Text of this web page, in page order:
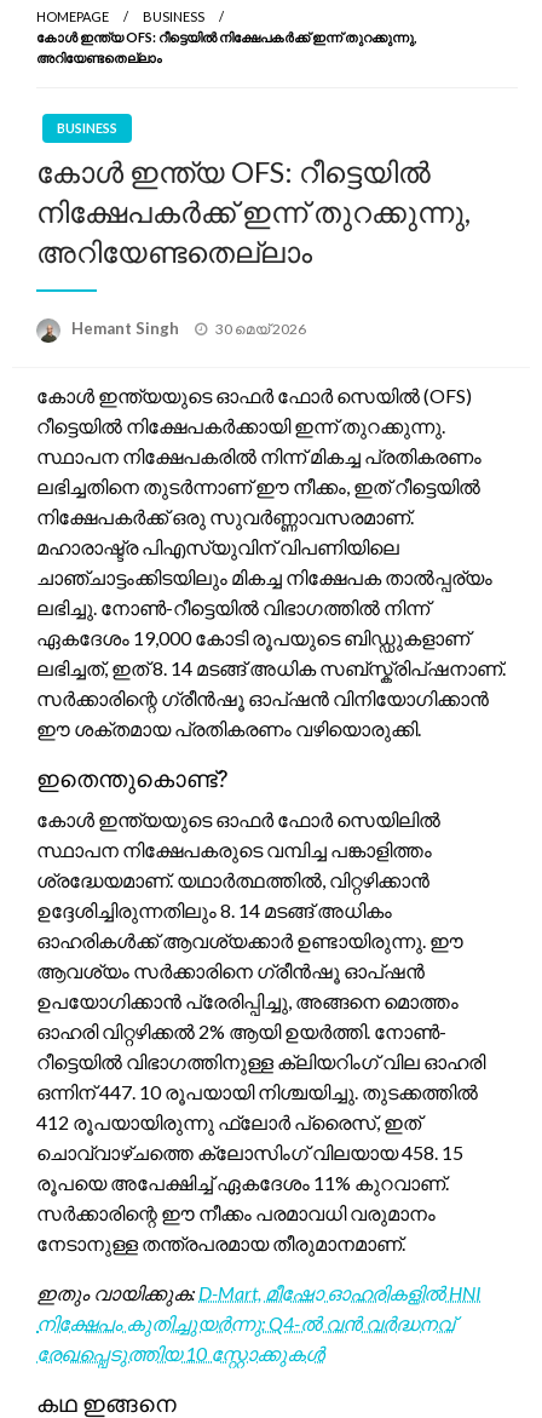
HOMEPAGE
BUSINESS
കോൾ ഇന്ത്യ OFS: റീട്ടെയിൽ നിക്ഷേപകർക്ക് ഇന്ന് തുറക്കുന്നു,
അറിയേണ്ടതെല്ലാം
BUSINESS
കോൾ ഇന്ത്യ OFS: റീട്ടെയിൽ
നിക്ഷേപകർക്ക് ഇന്ന് തുറക്കുന്നു,
അറിയേണ്ടതെല്ലാം
Hemant Singh
Posted
30 മെയ്‌ 2026
കോൾ ഇന്ത്യയുടെ ഓഫർ ഫോർ സെയിൽ (OFS)
റീട്ടെയിൽ നിക്ഷേപകർക്കായി ഇന്ന് തുറക്കുന്നു.
സ്ഥാപന നിക്ഷേപകരിൽ നിന്ന് മികച്ച പ്രതികരണം
ലഭിച്ചതിനെ തുടർന്നാണ് ഈ നീക്കം, ഇത് റീട്ടെയിൽ
നിക്ഷേപകർക്ക് ഒരു സുവർണ്ണാവസരമാണ്.
മഹാരാഷ്ട്ര പിഎസ്യുവിന് വിപണിയിലെ
ചാഞ്ചാട്ടംക്കിടയിലും മികച്ച നിക്ഷേപക താൽപ്പര്യം
ലഭിച്ചു. നോൺ-റീട്ടെയിൽ വിഭാഗത്തിൽ നിന്ന്
ഏകദേശം 19,000 കോടി രൂപയുടെ ബിഡ്ഡുകളാണ്
ലഭിച്ചത്, ഇത് 8. 14 മടങ്ങ് അധിക സബ്സ്ക്രിപ്ഷനാണ്.
സർക്കാരിന്റെ ഗ്രീൻഷൂ ഓപ്ഷൻ വിനിയോഗിക്കാൻ
ഈ ശക്തമായ പ്രതികരണം വഴിയൊരുക്കി.
ഇതെന്തുകൊണ്ട്?
കോൾ ഇന്ത്യയുടെ ഓഫർ ഫോർ സെയിലിൽ
സ്ഥാപന നിക്ഷേപകരുടെ വമ്പിച്ച പങ്കാളിത്തം
ശ്രദ്ധേയമാണ്. യഥാർത്ഥത്തിൽ, വിറ്റഴിക്കാൻ
ഉദ്ദേശിച്ചിരുന്നതിലും 8. 14 മടങ്ങ് അധികം
ഓഹരികൾക്ക് ആവശ്യക്കാർ ഉണ്ടായിരുന്നു. ഈ
ആവശ്യം സർക്കാരിനെ ഗ്രീൻഷൂ ഓപ്ഷൻ
ഉപയോഗിക്കാൻ പ്രേരിപ്പിച്ചു, അങ്ങനെ മൊത്തം
ഓഹരി വിറ്റഴിക്കൽ 2% ആയി ഉയർത്തി. നോൺ-
റീട്ടെയിൽ വിഭാഗത്തിനുള്ള ക്ലിയറിംഗ് വില ഓഹരി
ഒന്നിന് 447. 10 രൂപയായി നിശ്ചയിച്ചു. തുടക്കത്തിൽ
412 രൂപയായിരുന്നു ഫ്ലോർ പ്രൈസ്, ഇത്
ചൊവ്വാഴ്ചത്തെ ക്ലോസിംഗ് വിലയായ 458. 15
രൂപയെ അപേക്ഷിച്ച് ഏകദേശം 11% കുറവാണ്.
സർക്കാരിന്റെ ഈ നീക്കം പരമാവധി വരുമാനം
നേടാനുള്ള തന്ത്രപരമായ തീരുമാനമാണ്.
ഇതും വായിക്കുക: D-Mart, മീഷോ ഓഹരികളിൽ HNI
നിക്ഷേപം കുതിച്ചുയർന്നു: Q4-ൽ വൻ വർദ്ധനവ്
രേഖപ്പെടുത്തിയ 10 സ്റ്റോക്കുകൾ
കഥ ഇങ്ങനെ